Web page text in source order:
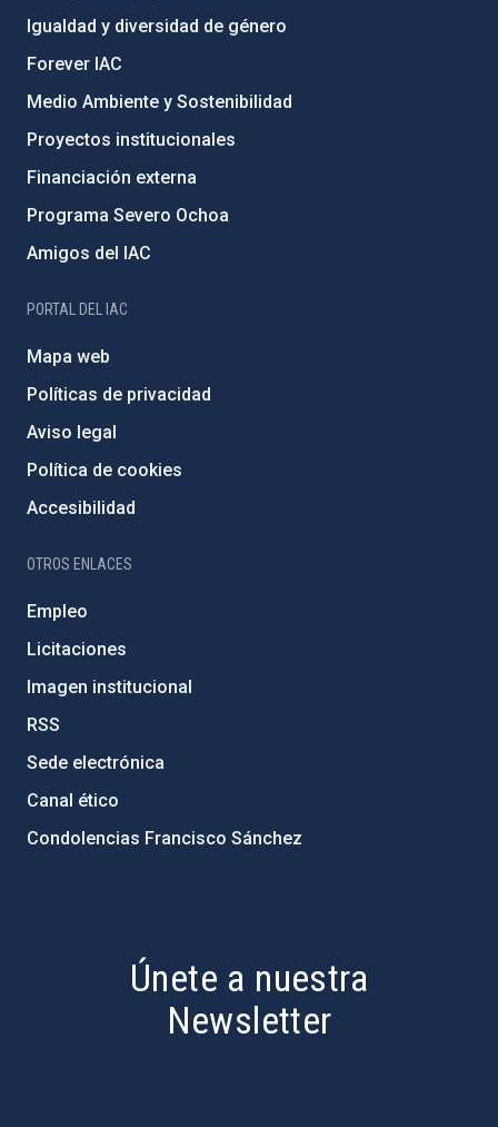
Igualdad y diversidad de género
Forever IAC
Medio Ambiente y Sostenibilidad
Proyectos institucionales
Financiación externa
Programa Severo Ochoa
Amigos del IAC
PORTAL DEL IAC
Mapa web
Políticas de privacidad
Aviso legal
Política de cookies
Accesibilidad
OTROS ENLACES
Empleo
Licitaciones
Imagen institucional
RSS
Sede electrónica
Canal ético
Condolencias Francisco Sánchez
Únete a nuestra
Newsletter